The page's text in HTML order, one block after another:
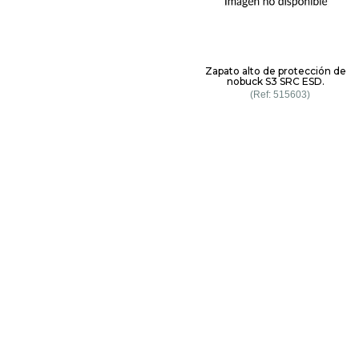
Zapato alto de protección de
nobuck S3 SRC ESD.
515603